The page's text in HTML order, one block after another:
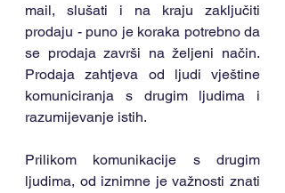
mail, slušati i na kraju zaključiti
prodaju - puno je koraka potrebno da
se prodaja završi na željeni način.
Prodaja zahtjeva od ljudi vještine
komuniciranja s drugim ljudima i
razumijevanje istih.
Prilikom komunikacije s drugim
ljudima, od iznimne je važnosti znati